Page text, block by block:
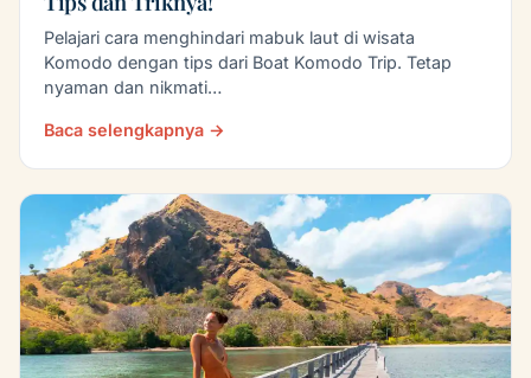
Pelajari cara menghindari mabuk laut di wisata
Komodo dengan tips dari Boat Komodo Trip. Tetap
nyaman dan nikmati…
Baca selengkapnya →